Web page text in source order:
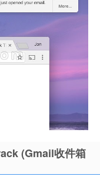
(Gmail收件箱